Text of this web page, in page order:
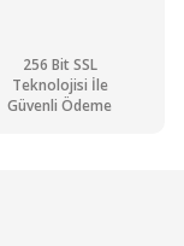
256 Bit SSL
Teknolojisi İle
Güvenli Ödeme